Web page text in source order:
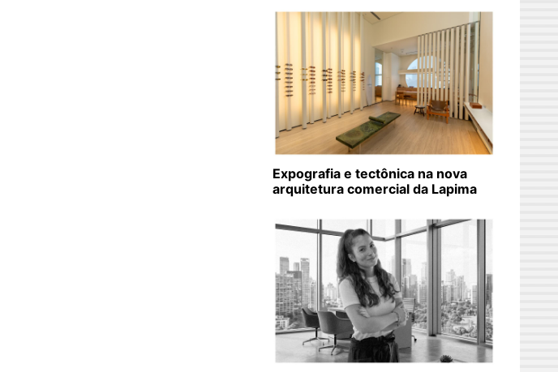
Expografia e tectônica na nova
arquitetura comercial da Lapima